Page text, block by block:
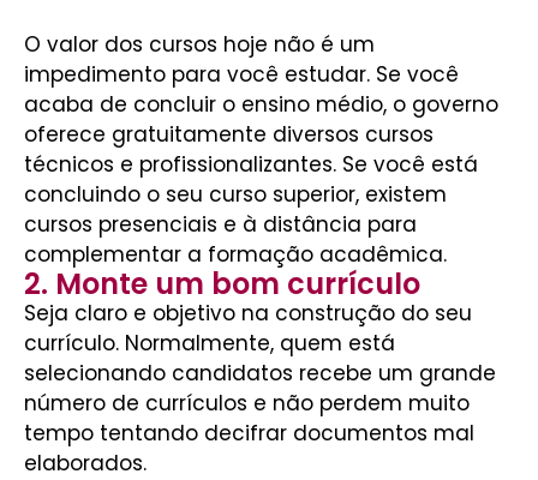
O valor dos cursos hoje não é um
impedimento para você estudar. Se você
acaba de concluir o ensino médio, o governo
oferece gratuitamente diversos cursos
técnicos e profissionalizantes. Se você está
concluindo o seu curso superior, existem
cursos presenciais e à distância para
complementar a formação acadêmica.
2. Monte um bom currículo
Seja claro e objetivo na construção do seu
currículo. Normalmente, quem está
selecionando candidatos recebe um grande
número de currículos e não perdem muito
tempo tentando decifrar documentos mal
elaborados.